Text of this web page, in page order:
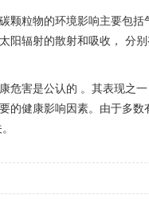
粒物的环境影响主要包括
阳辐射的散射和吸收， 分
害是公认的 。其表现之
健康影响因素。由于多